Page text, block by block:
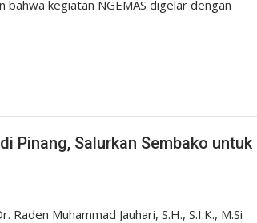
bahwa kegiatan NGEMAS digelar dengan
Pinang, Salurkan Sembako untuk
Muhammad Jauhari, S.H., S.I.K., M.Si